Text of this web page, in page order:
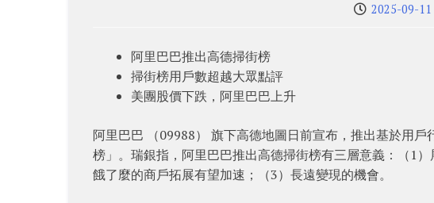
2025-09-11
阿里巴巴推出高德掃街榜
掃街榜用戶數超越大眾點評
美團股價下跌，阿里巴巴上升
阿里巴巴 （09988） 旗下高德地圖日前宣布，推出基於用
榜」。瑞銀指，阿里巴巴推出高德掃街榜有三層意義：（1
餓了麼的商戶拓展有望加速；（3）長遠變現的機會。